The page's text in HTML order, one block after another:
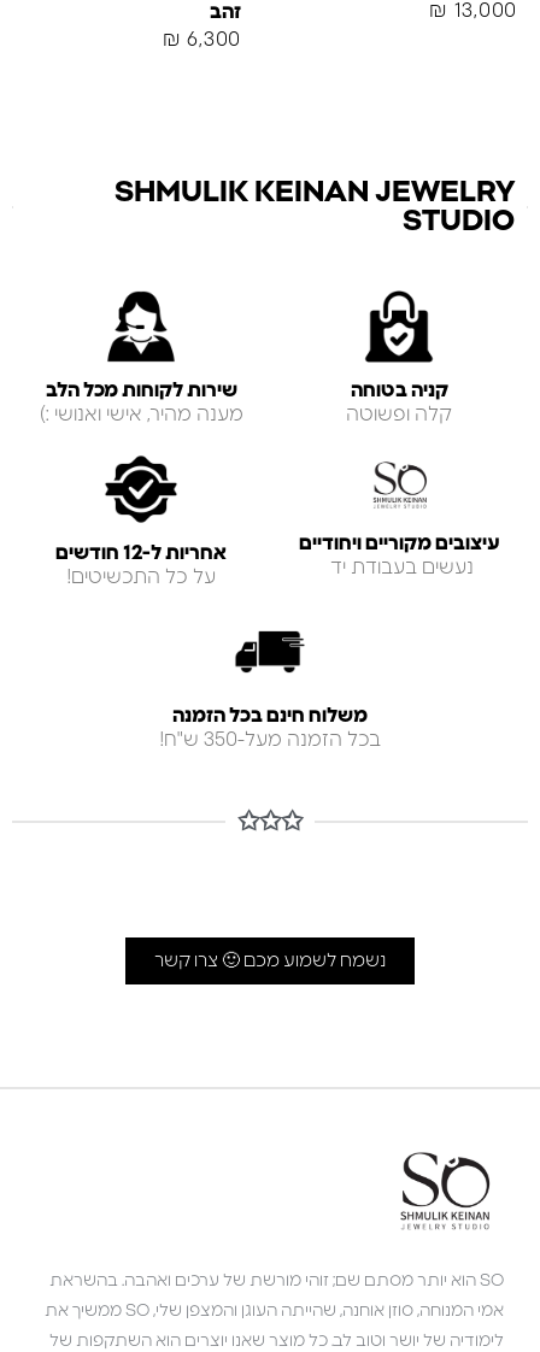
₪ 13,000
זהב
₪ 6,300
SHMULIK KEINAN JEWELRY
STUDIO
קניה בטוחה
קלה ופשוטה
שירות לקוחות מכל הלב
מענה מהיר, אישי ואנושי :)
עיצובים מקוריים ויחודיים
נעשים בעבודת יד
אחריות ל-12 חודשים
על כל התכשיטים!
משלוח חינם בכל הזמנה
בכל הזמנה מעל-350 ש"ח!
✩✩✩
נשמח לשמוע מכם 🙂 צרו קשר
SO הוא יותר מסתם שם; זוהי מורשת של ערכים ואהבה. בהשראת
אמי המנוחה, סוזן אוחנה, שהייתה העוגן והמצפן שלי, SO ממשיך את
לימודיה של יושר וטוב לב. כל מוצר שאנו יוצרים הוא השתקפות של